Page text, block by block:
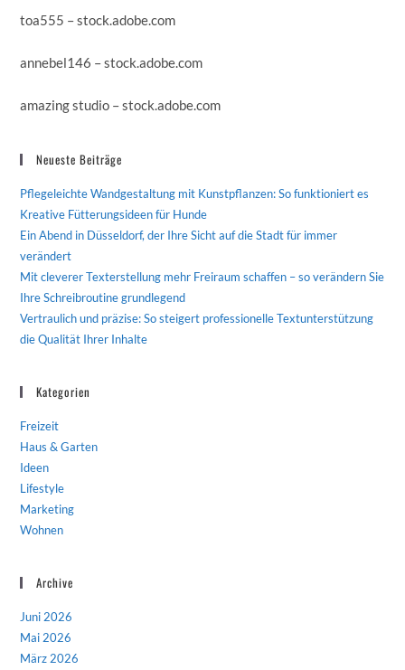
toa555 – stock.adobe.com
annebel146 – stock.adobe.com
amazing studio – stock.adobe.com
Neueste Beiträge
Pflegeleichte Wandgestaltung mit Kunstpflanzen: So funktioniert es
Kreative Fütterungsideen für Hunde
Ein Abend in Düsseldorf, der Ihre Sicht auf die Stadt für immer
verändert
Mit cleverer Texterstellung mehr Freiraum schaffen – so verändern Sie
Ihre Schreibroutine grundlegend
Vertraulich und präzise: So steigert professionelle Textunterstützung
die Qualität Ihrer Inhalte
Kategorien
Freizeit
Haus & Garten
Ideen
Lifestyle
Marketing
Wohnen
Archive
Juni 2026
Mai 2026
März 2026